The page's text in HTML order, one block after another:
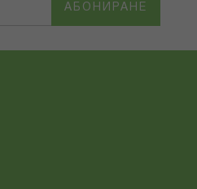
АБОНИРАНЕ